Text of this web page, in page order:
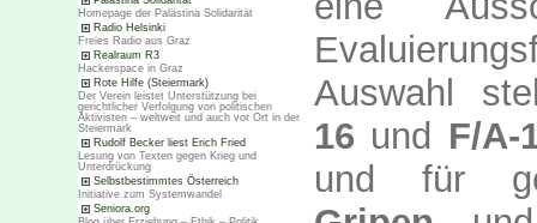
Homepage der Palästina Solidarität
Radio Helsinki
Freies Radio aus Graz
Realraum R3
Hackerspace in Graz
Rote Hilfe (Steiermark)
Der Verein leistet Unterstützung bei
gerichtlicher Verfolgung von politischen
Aktivisten – weltweit und auch vor Ort in der
Steiermark
Rudolf Becker liest Erich Fried
Lesung von Texten gegen Krieg und
Unterdrückung
Selbstbestimmtes Österreich
Initiative zum Systemwandel
Seniora.org
Auswahl
16 und F/A-
und für